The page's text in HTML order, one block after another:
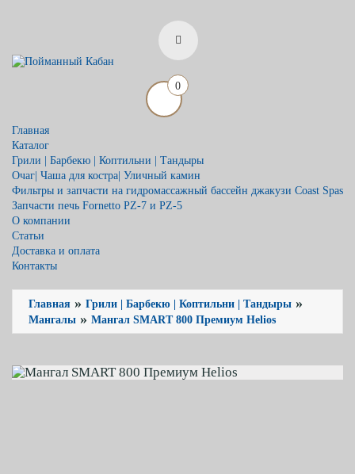
0
Главная
Каталог
Грили | Барбекю | Коптильни | Тандыры
Очаг| Чаша для костра| Уличный камин
Фильтры и запчасти на гидромассажный бассейн джакузи Coast Spas
Запчасти печь Fornetto PZ-7 и PZ-5
О компании
Статьи
Доставка и оплата
Контакты
Главная » Грили | Барбекю | Коптильни | Тандыры »
Мангалы » Мангал SMART 800 Премиум Helios